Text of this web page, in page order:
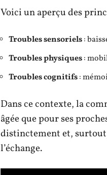
Voici un aperçu des
Troubles sensoriels:
Troubles physiques:
Troubles cognitifs:
Dans ce contexte, la
âgée que pour ses
distinctement et,
l’échange.